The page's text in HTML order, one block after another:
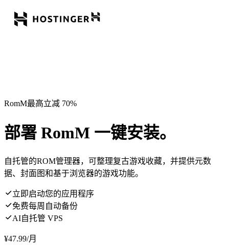
RomM最高立减 70%
部署 RomM 一键安装。
自托管的ROM管理器，可整理复古游戏收藏，并提供元数
据、封面图和基于浏览器的游戏功能。
立即启动您的应用程序
免费每周自动备份
AI自托管 VPS
¥47.99/月